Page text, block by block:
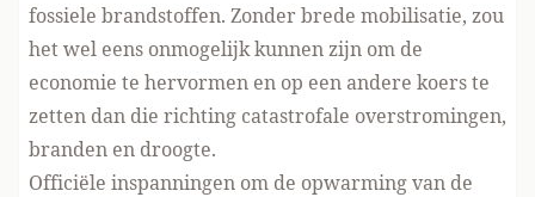
fossiele brandstoffen. Zonder brede mobilisatie, zou
het wel eens onmogelijk kunnen zijn om de
economie te hervormen en op een andere koers te
zetten dan die richting catastrofale overstromingen,
branden en droogte.
Officiële inspanningen om de opwarming van de